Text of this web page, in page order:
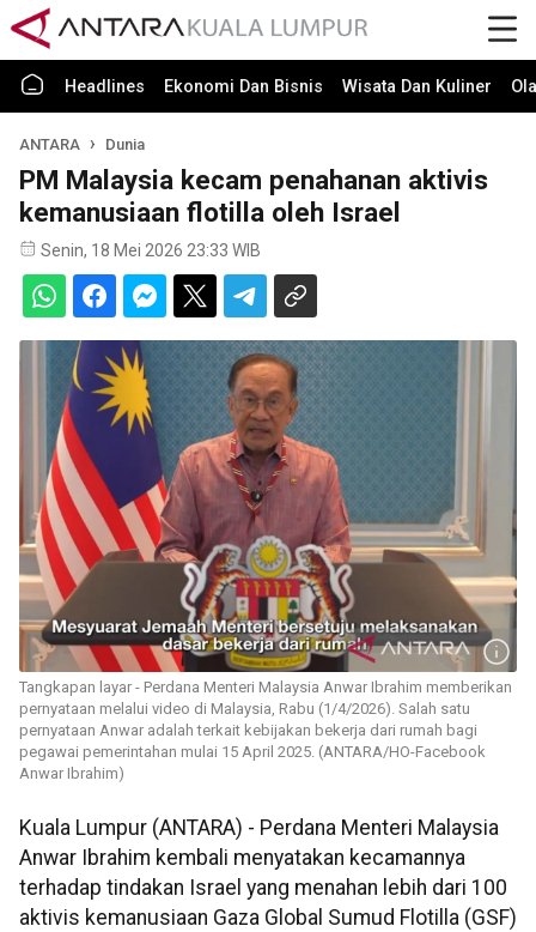
Headlines Ekonomi Dan Bisnis Wisata Dan Kuliner
ANTARA Dunia
PM Malaysia kecam penahanan aktivis
kemanusiaan flotilla oleh Israel
Senin, 18 Mei 2026 23:33 WIB
Tangkapan layar - Perdana Menteri Malaysia Anwar Ibrahim memberikan
pernyataan melalui video di Malaysia, Rabu (1/4/2026). Salah satu
pernyataan Anwar adalah terkait kebijakan bekerja dari rumah bagi
pegawai pemerintahan mulai 15 April 2025. (ANTARA/HO-Facebook
Anwar Ibrahim)
Kuala Lumpur (ANTARA) - Perdana Menteri Malaysia
Anwar Ibrahim kembali menyatakan kecamannya
terhadap tindakan Israel yang menahan lebih dari 100
aktivis kemanusiaan Gaza Global Sumud Flotilla (GSF)